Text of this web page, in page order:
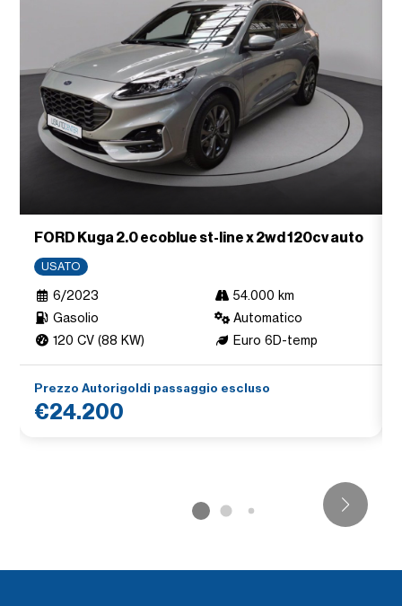
FORD Kuga 2.0 ecoblue st-line x 2wd 120cv auto
USATO
6/2023
54.000 km
Gasolio
Automatico
120 CV (88 KW)
Euro 6D-temp
Prezzo Autorigoldi passaggio escluso
€24.200